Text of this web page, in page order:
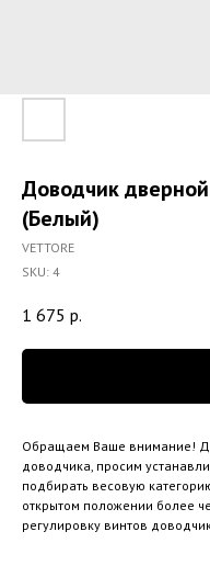
Доводчик дверной
(Белый)
VETTORE
SKU: 4
1 675 р.
Обращаем Ваше внимание!
доводчика, просим
подбирать весовую
открытом положении более
регулировку винтов